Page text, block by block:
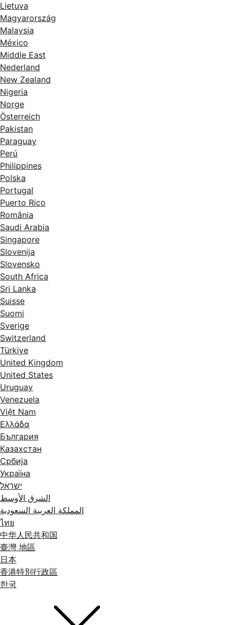
Lietuva
Magyarország
Malaysia
México
Middle East
Nederland
New Zealand
Nigeria
Norge
Österreich
Pakistan
Paraguay
Perú
Philippines
Polska
Portugal
Puerto Rico
România
Saudi Arabia
Singapore
Slovenija
Slovensko
South Africa
Sri Lanka
Suisse
Suomi
Sverige
Switzerland
Türkiye
United Kingdom
United States
Uruguay
Venezuela
Việt Nam
Ελλάδα
България
Казахстан
Србија
Україна
ישראל
الشرق الأوسط
المملكة العربية السعودية
ไทย
中华人民共和国
臺灣 地區
日本
香港特別行政區
한국